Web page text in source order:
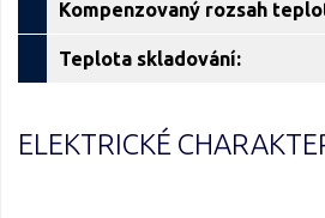
Kompenzovaný rozsah
Teplota skladování:
ELEKTRICKÉ